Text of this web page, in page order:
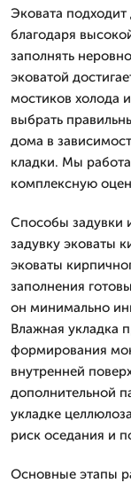
Эковата
благодаря
заполнять
эковатой
мостиков холода
выбрать
дома в
кладки. Мы
комплексную
Способы задувки
задувку эковаты
эковаты
заполнения
он минимально
Влажная укладка
формирования
внутренней
дополнительной
укладке
риск оседания и
Основные этапы